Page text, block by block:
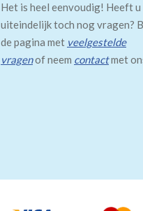
Het is heel eenvoudig! Heeft u
uiteindelijk toch nog vragen?
de pagina met veelgestelde
vragenof neem contactmet